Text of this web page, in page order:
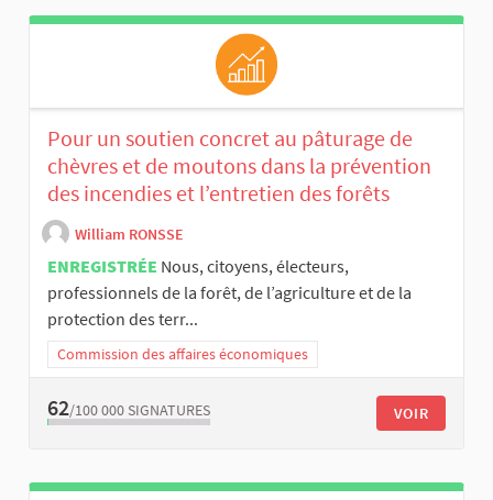
Pour un soutien concret au pâturage de
chèvres et de moutons dans la prévention
des incendies et l’entretien des forêts
William RONSSE
ENREGISTRÉE Nous, citoyens, électeurs,
professionnels de la forêt, de l’agriculture et de la
protection des terr...
Commission des affaires économiques
62/100 000 SIGNATURES VOIR